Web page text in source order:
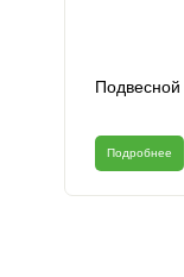
Подробнее